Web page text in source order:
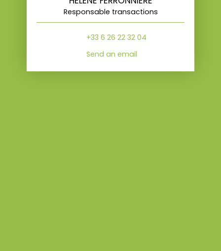
Responsable transactions
+33 6 26 22 32 04
Send an email